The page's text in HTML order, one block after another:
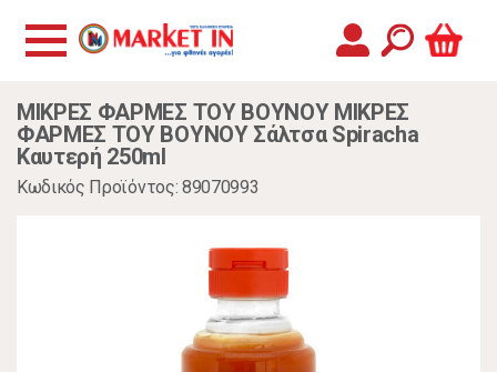
ΜΙΚΡΕΣ ΦΑΡΜΕΣ ΤΟΥ ΒΟΥΝΟΥ ΜΙΚΡΕΣ
ΦΑΡΜΕΣ ΤΟΥ ΒΟΥΝΟΥ Σάλτσα Spiracha
Καυτερή 250ml
Κωδικός Προϊόντος: 89070993